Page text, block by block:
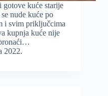
gotove kuće starije
nude kuće po
i svim priključcima
kupnja kuće nije
2022.